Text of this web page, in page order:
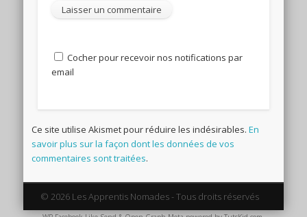
Cocher pour recevoir nos notifications par
email
Ce site utilise Akismet pour réduire les indésirables.En
savoir plus sur la façon dont les données de vos
commentaires sont traitées.
© 2026 Les Apprentis Nomades - Tous droits réservés